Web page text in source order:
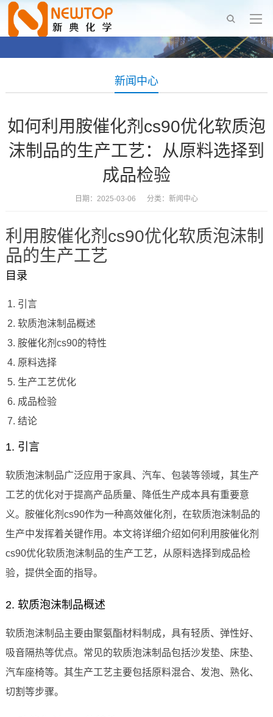
新闻中心
如何利用胺催化剂cs90优化软质泡
沫制品的生产工艺：从原料选择到
成品检验
日期：2025-03-06 分类： 新闻中心
利用胺催化剂cs90优化软质泡沫制
品的生产工艺
目录
引言
软质泡沫制品概述
胺催化剂cs90的特性
原料选择
生产工艺优化
成品检验
结论
1. 引言
软质泡沫制品广泛应用于家具、汽车、包装等领域，其生产
工艺的优化对于提高产品质量、降低生产成本具有重要意
义。胺催化剂cs90作为一种高效催化剂，在软质泡沫制品的
生产中发挥着关键作用。本文将详细介绍如何利用胺催化剂
cs90优化软质泡沫制品的生产工艺，从原料选择到成品检
验，提供全面的指导。
2. 软质泡沫制品概述
软质泡沫制品主要由聚氨酯材料制成，具有轻质、弹性好、
吸音隔热等优点。常见的软质泡沫制品包括沙发垫、床垫、
汽车座椅等。其生产工艺主要包括原料混合、发泡、熟化、
切割等步骤。